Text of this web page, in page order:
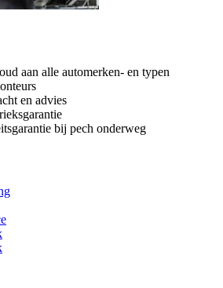
aan alle automerken- en typen
en advies
bij pech onderweg